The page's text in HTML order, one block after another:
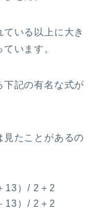
いる以上に大き
います。
下記の有名な式が
見たことがあるの
13）/ 2＋2
13）/ 2＋2